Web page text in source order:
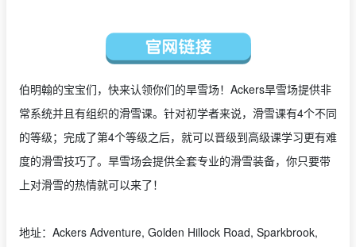
伯明翰的宝宝们，快来认领你们的旱雪场！Ackers旱雪场提供非
常系统并且有组织的滑雪课。针对初学者来说，滑雪课有4个不同
的等级；完成了第4个等级之后，就可以晋级到高级课学习更有难
度的滑雪技巧了。旱雪场会提供全套专业的滑雪装备，你只要带
上对滑雪的热情就可以来了！
地址：Ackers Adventure, Golden Hillock Road, Sparkbrook,